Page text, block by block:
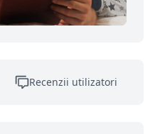
Recenzii utilizatori